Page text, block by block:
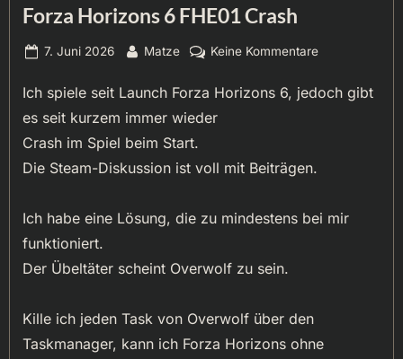
Forza Horizons 6 FHE01 Crash
Posted
7. Juni 2026 By
Matze Keine Kommentarezu
Horizons
Ich spiele seit Launch Forza Horizons 6, jedoch gibt
es seit kurzem immer wieder
Crash im Spiel beim Start.
Die Steam-Diskussion ist voll mit Beiträgen.
Ich habe eine Lösung, die zu mindestens bei mir
funktioniert.
Der Übeltäter scheint Overwolf zu sein.
Kille ich jeden Task von Overwolf über den
Taskmanager, kann ich Forza Horizons ohne